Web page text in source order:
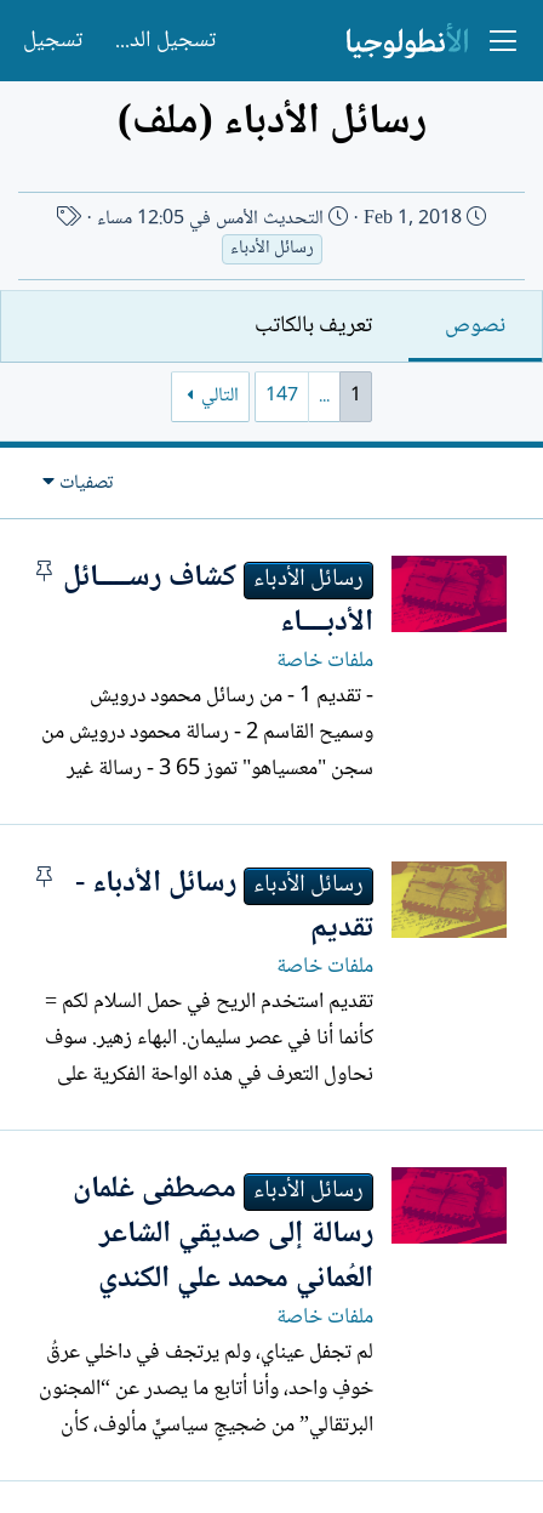
تسجيل الدخول تسجيل
رسائل الأدباء (ملف)
ت
ر
خ
ا
ن
Feb 1, 2018 التحديث الأمس في 12:05 مساء
ا
م
ك
ب
رسائل الأدباء
نصوص تعريف بالكاتب
1
...
147 التالي
تصفيات
م
رسائل الأدباء كشاف رســـــائل
الأدبــــاء
ملفات خاصة
- تقديم 1 - من رسائل محمود درويش
وسميح القاسم 2 - رسالة محمود درويش من
سجن "معسياهو" تموز 65 3 - رسالة غير
رسالة محمد زفزاف الى محمد شكري 6 -
رسائل ميخائيل نعيمه إلى عبد الكريم...
م
رسائل الأدباء رسائل الأدباء -
تقديم
ملفات خاصة
تقديم استخدم الريح في حمل السلام لكم =
كأنما أنا في عصر سليمان. البهاء زهير. سوف
نحاول التعرف في هذه الواحة الفكرية على
بصياغته الخالصة والخاصة مثله مثل ضروب
الآداب الاخرى التي تنبش في سحيق الذات
الانسانية وتحاول...
رسائل الأدباء مصطفى غلمان
رسالة إلى صديقي الشاعر
العُماني محمد علي الكندي
ملفات خاصة
لم تجفل عيناي، ولم يرتجف في داخلي عرقُ
خوفٍ واحد، وأنا أتابع ما يصدر عن “المجنون
البرتقالي” من ضجيجٍ سياسيٍّ مألوف، كأن